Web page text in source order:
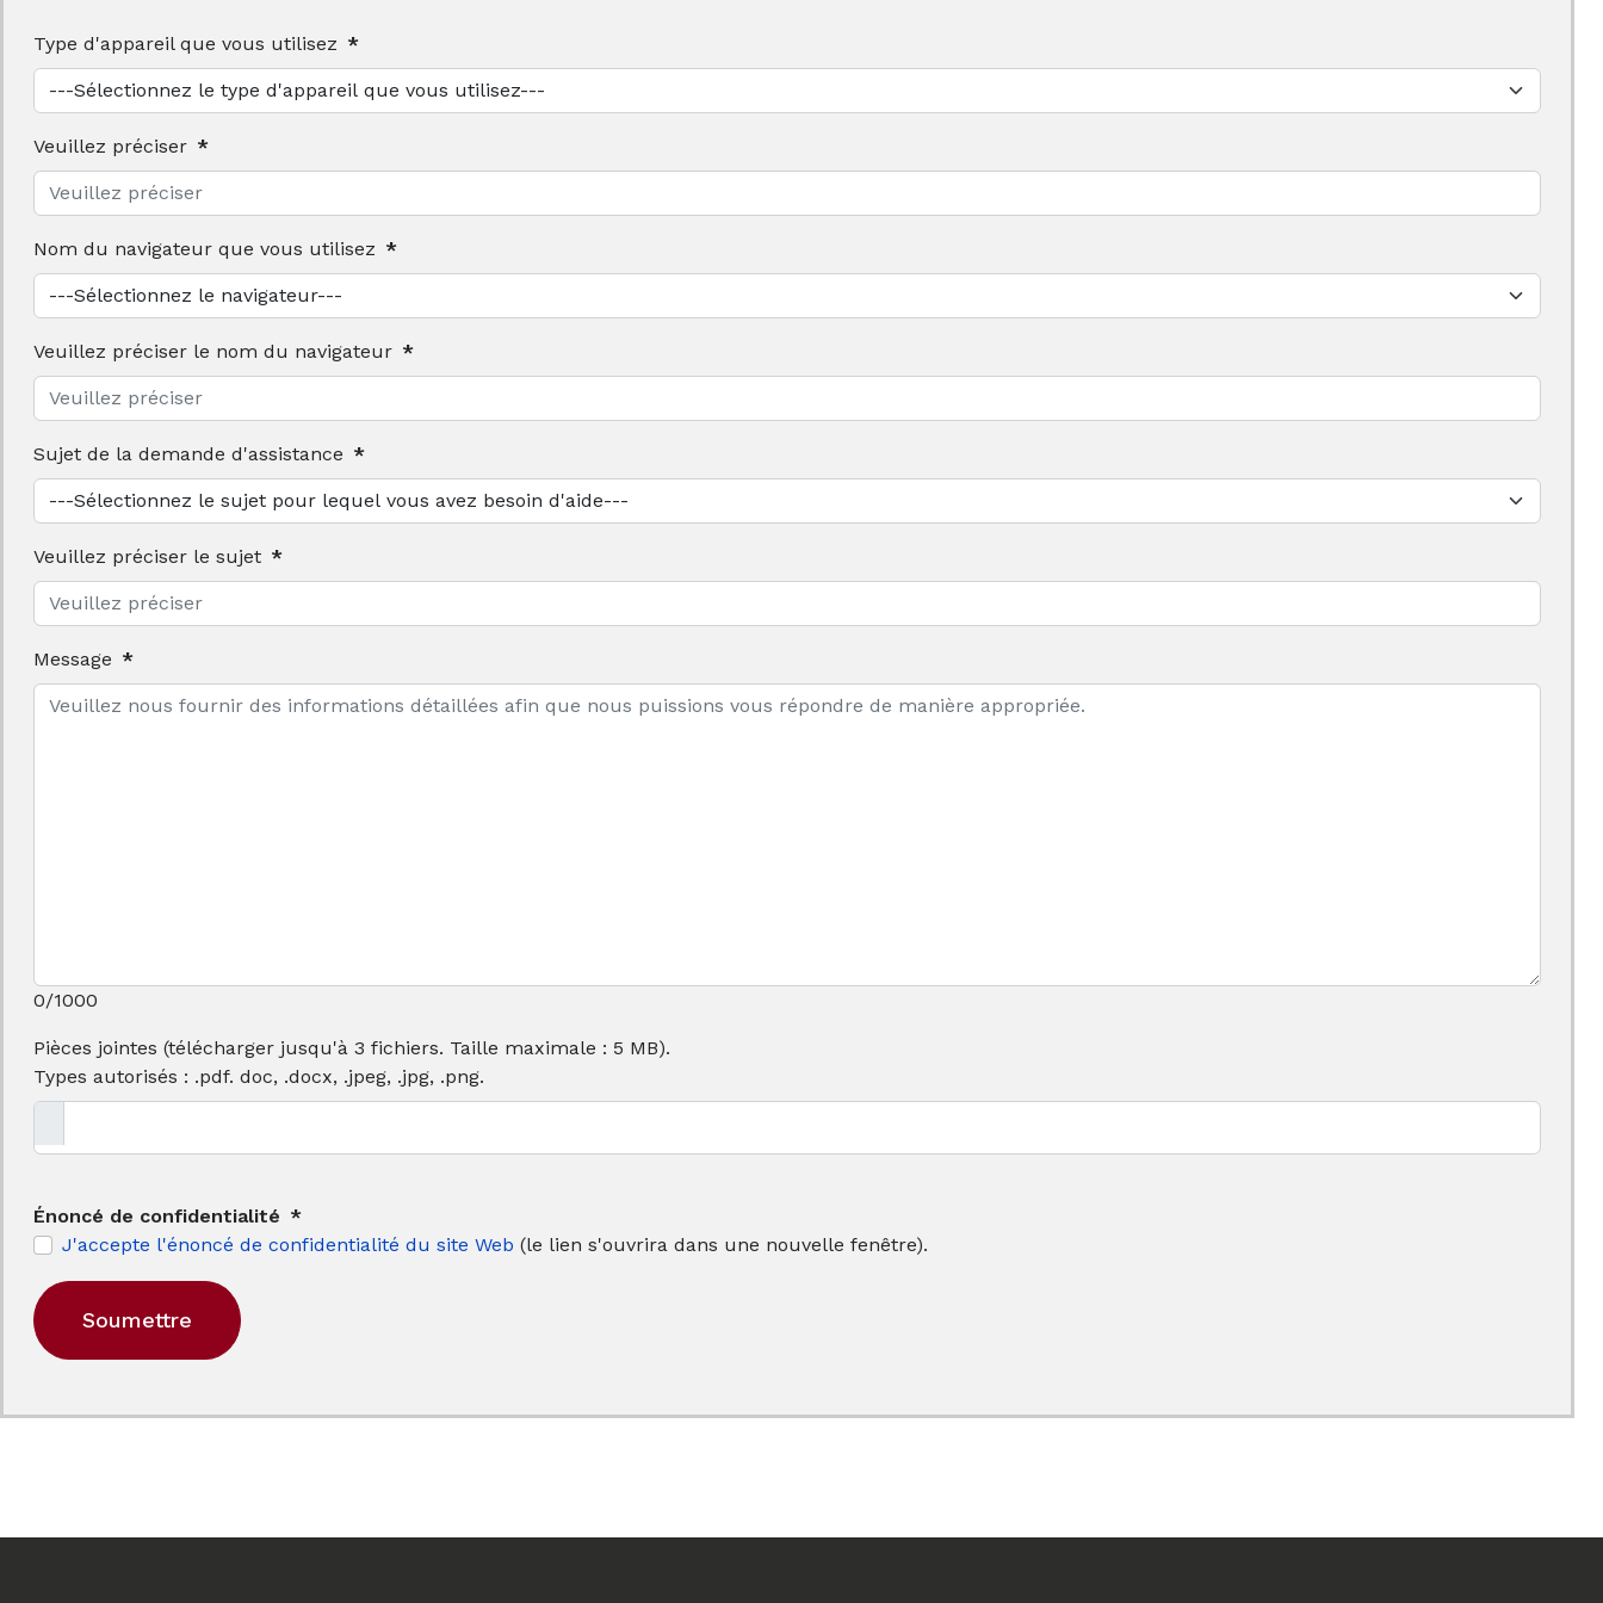
Type d'appareil que vous utilisez *
Veuillez préciser *
Nom du navigateur que vous utilisez *
Veuillez préciser le nom du navigateur *
Sujet de la demande d'assistance *
Veuillez préciser le sujet *
Message *
0/1000
Pièces jointes (télécharger jusqu'à 3 fichiers. Taille maximale : 5 MB).
Types autorisés : .pdf. doc, .docx, .jpeg, .jpg, .png.
Énoncé de confidentialité *
J'accepte l'énoncé de confidentialité du site Web (le lien s'ouvrira dans une nouvelle fenêtre).
Soumettre